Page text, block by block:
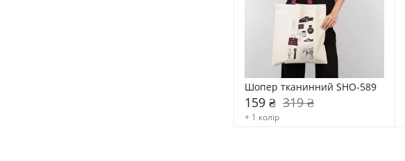
Шопер тканинний SHO-589
159 ₴ 319 ₴
+ 1 колір